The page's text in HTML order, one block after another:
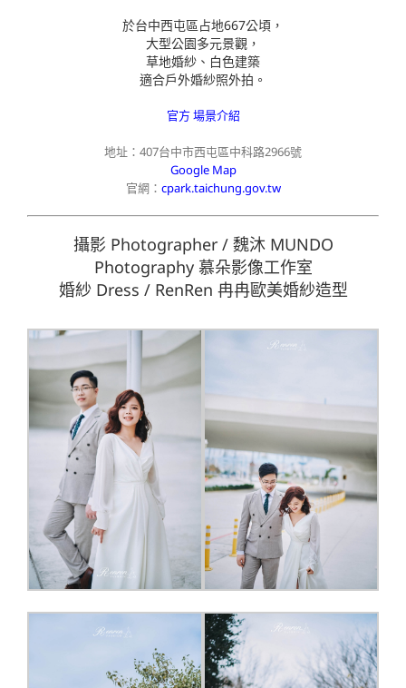
於台中西屯區占地667公頃，
大型公園多元景觀，
草地婚紗、白色建築
適合戶外婚紗照外拍。
官方 場景介紹
地址：407台中市西屯區中科路2966號
Google Map
官網： cpark.taichung.gov.tw
攝影 Photographer / 魏沐 MUNDO
Photography 慕朵影像工作室
婚紗 Dress / RenRen 冉冉歐美婚紗造型